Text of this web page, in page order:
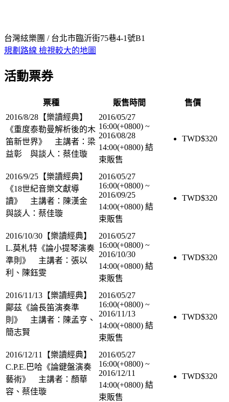
台灣絃樂團 / 台北市臨沂街75巷4-1號B1
規劃路線 檢視較大的地圖
活動票券
票種 販售時間
售價
2016/8/28【樂讀經典】
《重度泰勒曼解析後的木
笛新世界》 主講者：梁
益彰 與談人：蔡佳璇
2016/05/27
16:00(+0800) ~
2016/08/28
14:00(+0800) 結
束販售
TWD$320
2016/9/25【樂讀經典】
《18世紀音樂文獻導
讀》 主講者：陳漢金
與談人：蔡佳璇
2016/05/27
16:00(+0800) ~
2016/09/25
14:00(+0800) 結
束販售
TWD$320
2016/10/30【樂讀經典】
L.莫札特《論小提琴演奏
準則》 主講者：張以
利、陳鈺雯
2016/05/27
16:00(+0800) ~
2016/10/30
14:00(+0800) 結
束販售
TWD$320
2016/11/13【樂讀經典】
鄺茲《論長笛演奏準
則》 主講者：陳孟亨、
簡志賢
2016/05/27
16:00(+0800) ~
2016/11/13
14:00(+0800) 結
束販售
TWD$320
2016/12/11【樂讀經典】
C.P.E.巴哈《論鍵盤演奏
藝術》 主講者：顏華
容、蔡佳璇
2016/05/27
16:00(+0800) ~
2016/12/11
14:00(+0800) 結
束販售
TWD$320